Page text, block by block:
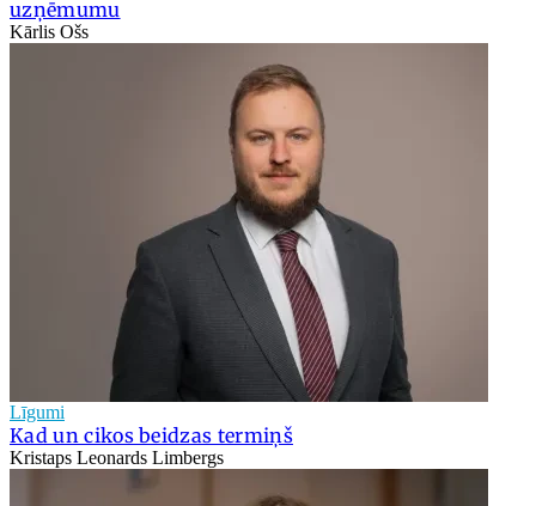
uzņēmumu
Kārlis Ošs
Līgumi
Kad un cikos beidzas termiņš
Kristaps Leonards Limbergs